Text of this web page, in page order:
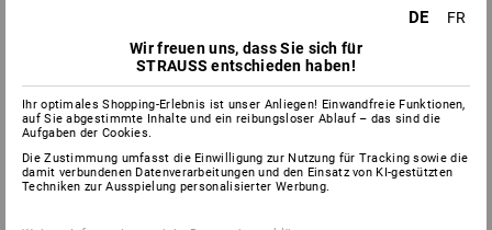
DE
FR
Wir freuen uns, dass Sie sich für
STRAUSS entschieden haben!
Ihr optimales Shopping-Erlebnis ist unser Anliegen! Einwandfreie Funktionen,
auf Sie abgestimmte Inhalte und ein reibungsloser Ablauf – das sind die
Aufgaben der Cookies.
Die Zustimmung umfasst die Einwilligung zur Nutzung für Tracking sowie die
damit verbundenen Datenverarbeitungen und den Einsatz von KI-gestützten
Techniken zur Ausspielung personalisierter Werbung.